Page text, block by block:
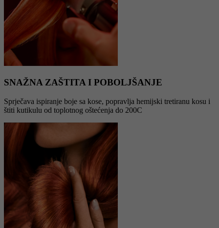
SNAŽNA ZAŠTITA I POBOLJŠANJE
Sprječava ispiranje boje sa kose, popravlja hemijski tretiranu kosu i
štiti kutikulu od toplotnog oštećenja do 200C